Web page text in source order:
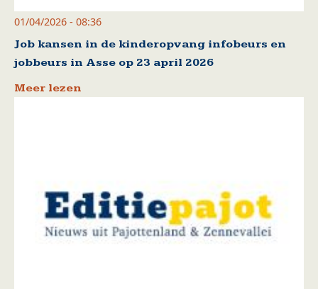
01/04/2026 - 08:36
Job kansen in de kinderopvang infobeurs en
jobbeurs in Asse op 23 april 2026
Meer lezen